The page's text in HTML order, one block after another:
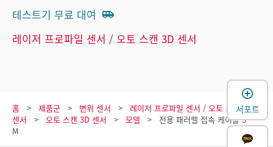
테스트기 무료 대여
레이저 프로파일 센서 / 오토 스캔 3D 센서
홈 제품군 변위 센서
레이저 프로파일 센서 / 오토 스캔 3D
센서
오토 스캔 3D 센서 모델
전용 패러렐 접속 케이블 3
M
서포트